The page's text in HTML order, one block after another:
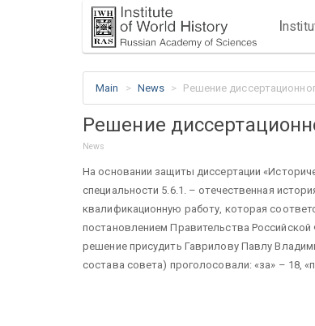
I
Main News Решение
Решение
News
На основании защиты диссертации
специальности 5.6.1. – отечественная
квалификационную работу, которая
постановлением Правительства Российской
решение присудить Гаврилову Павлу
состава совета) проголосовали: «за» – 18,